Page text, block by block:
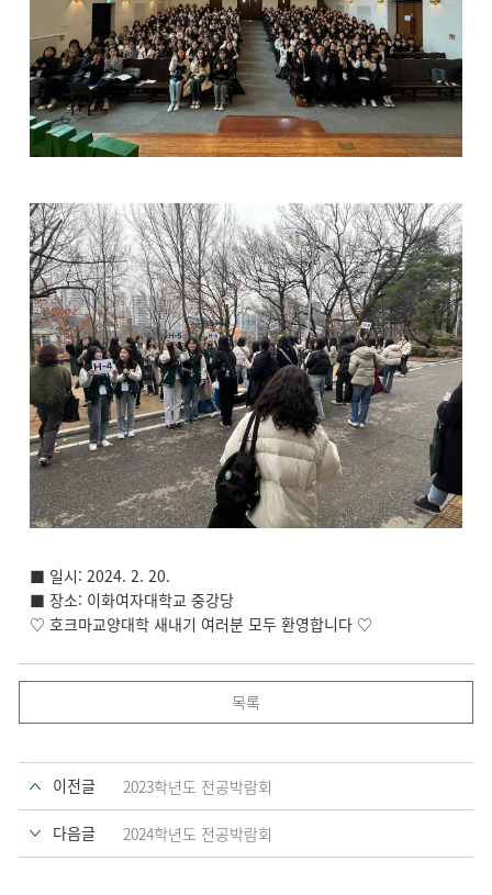
■ 일시: 2024. 2. 20.
■ 장소: 이화여자대학교 중강당
♡ 호크마교양대학 새내기 여러분 모두 환영합니다 ♡
목록
이전글 2023학년도 전공박람회
다음글 2024학년도 전공박람회